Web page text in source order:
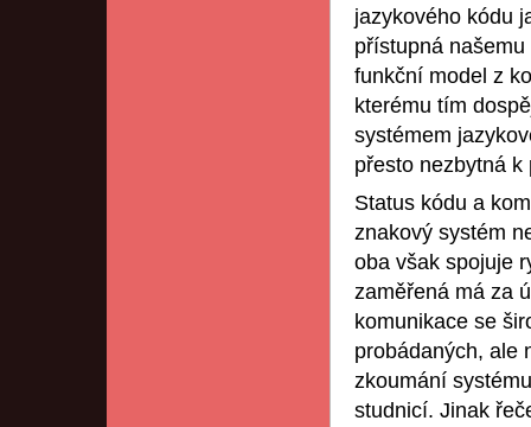
jazykového kódu
přístupná
funkční model z
kterému tím
systémem
přesto nezbytná
Status kódu a
znakový systém
oba však spojuje
zaměřená má za
komunikace se
probádaných, ale
zkoumání
studnicí. Jinak